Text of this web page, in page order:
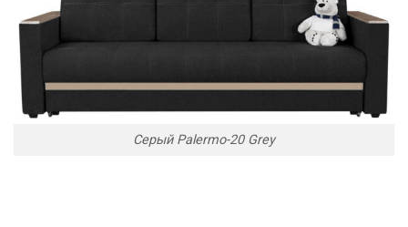
Серый Palermo-20 Grey